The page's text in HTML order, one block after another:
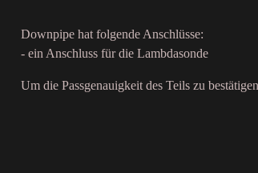
Downpipe hat folgende Anschlüsse:
- ein Anschluss für die Lambdasonde
Um die Passgenauigkeit des Teils zu